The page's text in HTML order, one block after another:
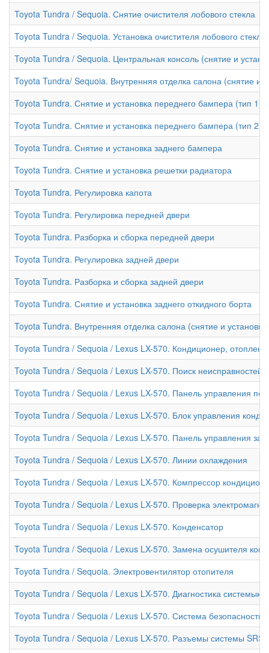
Toyota Tundra / Sequoia. Снятие очистителя лобового стекла
Toyota Tundra / Sequoia. Установка очистителя лобового стекла
Toyota Tundra / Sequoia. Центральная консоль (снятие и
Toyota Tundra/ Sequoia. Внутренняя отделка салона (снятие
Toyota Tundra. Снятие и установка переднего бампера (тип 1)
Toyota Tundra. Снятие и установка переднего бампера (тип 2)
Toyota Tundra. Снятие и установка заднего бампера
Toyota Tundra. Снятие и установка решетки радиатора
Toyota Tundra. Регулировка капота
Toyota Tundra. Регулировка передней двери
Toyota Tundra. Разборка и сборка передней двери
Toyota Tundra. Регулировка задней двери
Toyota Tundra. Разборка и сборка задней двери
Toyota Tundra. Снятие и установка заднего откидного борта
Toyota Tundra. Внутренняя отделка салона (снятие и установка)
Toyota Tundra / Sequoia / Lexus LX-570. Кондиционер,
Toyota Tundra / Sequoia / Lexus LX-570. Поиск
Toyota Tundra / Sequoia / Lexus LX-570. Панель управления
Toyota Tundra / Sequoia / Lexus LX-570. Блок управления
Toyota Tundra / Sequoia / Lexus LX-570. Панель управления
Toyota Tundra / Sequoia / Lexus LX-570. Линии охлаждения
Toyota Tundra / Sequoia / Lexus LX-570. Компрессор
Toyota Tundra / Sequoia / Lexus LX-570. Проверка
Toyota Tundra / Sequoia / Lexus LX-570. Конденсатор
Toyota Tundra / Sequoia / Lexus LX-570. Замена осушителя
Toyota Tundra / Sequoia. Электровентилятор отопителя
Toyota Tundra / Sequoia / Lexus LX-570. Диагностика
Toyota Tundra / Sequoia / Lexus LX-570. Система безопасности
Toyota Tundra / Sequoia / Lexus LX-570. Разъемы системы SRS